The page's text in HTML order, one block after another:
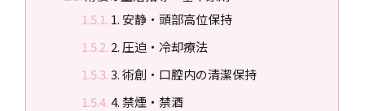
1. 安静・頭部高位保持
2. 圧迫・冷却療法
3. 術創・口腔内の清潔保持
4. 禁煙・禁酒